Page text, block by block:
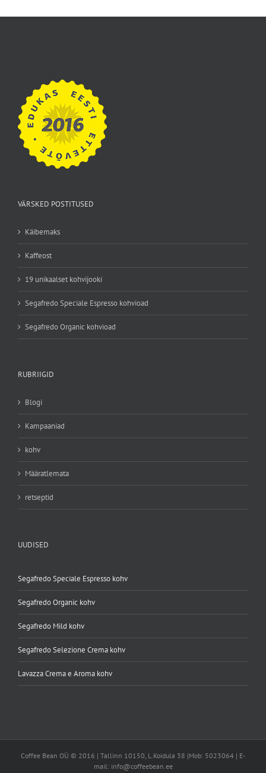
VÄRSKED POSTITUSED
Käibemaks
Kaffeost
19 unikaalset kohvijooki
Segafredo Speciale Espresso kohvioad
Segafredo Organic kohvioad
RUBRIIGID
Blogi
Kampaaniad
kohv
Määratlemata
retseptid
UUDISED
Segafredo Speciale Espresso kohv
Segafredo Organic kohv
Segafredo Mild kohv
Segafredo Selezione Crema kohv
Lavazza Crema e Aroma kohv
Coffee Bean OÜ © 2016 | Tallinn 10150, L.Koidula 38 |Mob: 5023064 | E-
mail: info@coffeebean.ee